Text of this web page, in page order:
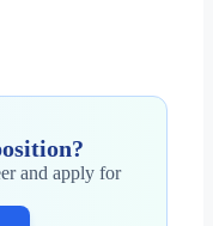
and apply for